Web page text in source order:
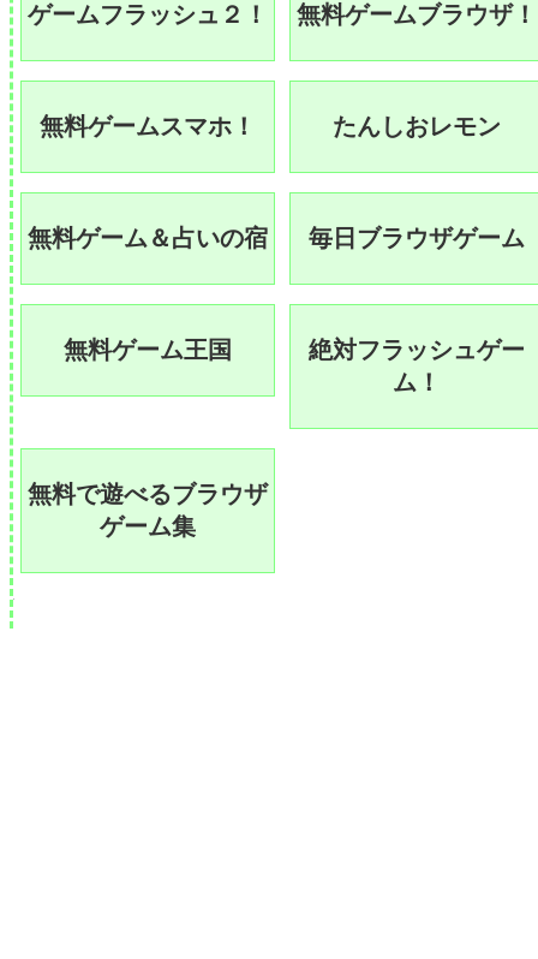
ゲームフラッシュ２！ 無料ゲームブラウザ！
無料ゲームスマホ！ たんしおレモン
無料ゲーム＆占いの宿 毎日ブラウザゲーム
無料ゲーム王国
絶対フラッシュゲー
ム！
無料で遊べるブラウザ
ゲーム集